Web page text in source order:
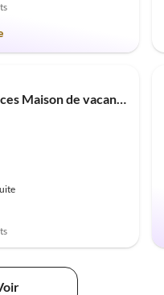
Parc de vacances Maison de vacances à Laroya près du centre